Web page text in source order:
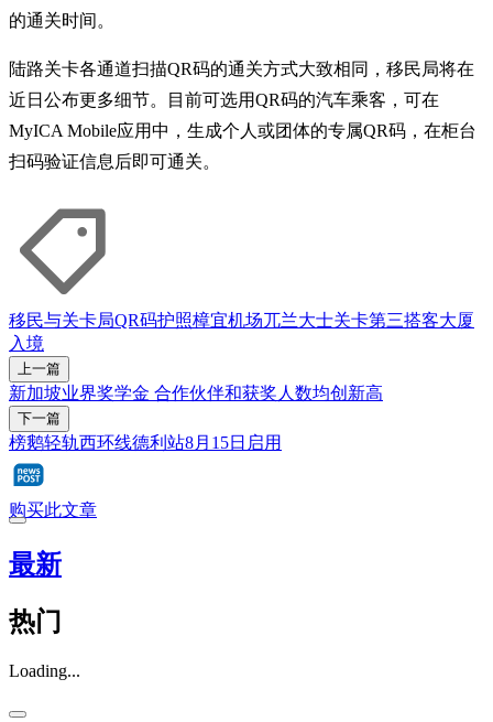
的通关时间。
陆路关卡各通道扫描QR码的通关方式大致相同，移民局将在
近日公布更多细节。目前可选用QR码的汽车乘客，可在
MyICA Mobile应用中，生成个人或团体的专属QR码，在柜台
扫码验证信息后即可通关。
移民与关卡局QR码护照樟宜机场兀兰大士关卡第三搭客大厦
入境
上一篇
新加坡业界奖学金 合作伙伴和获奖人数均创新高
下一篇
榜鹅轻轨西环线德利站8月15日启用
购买此文章
最新
热门
Loading...